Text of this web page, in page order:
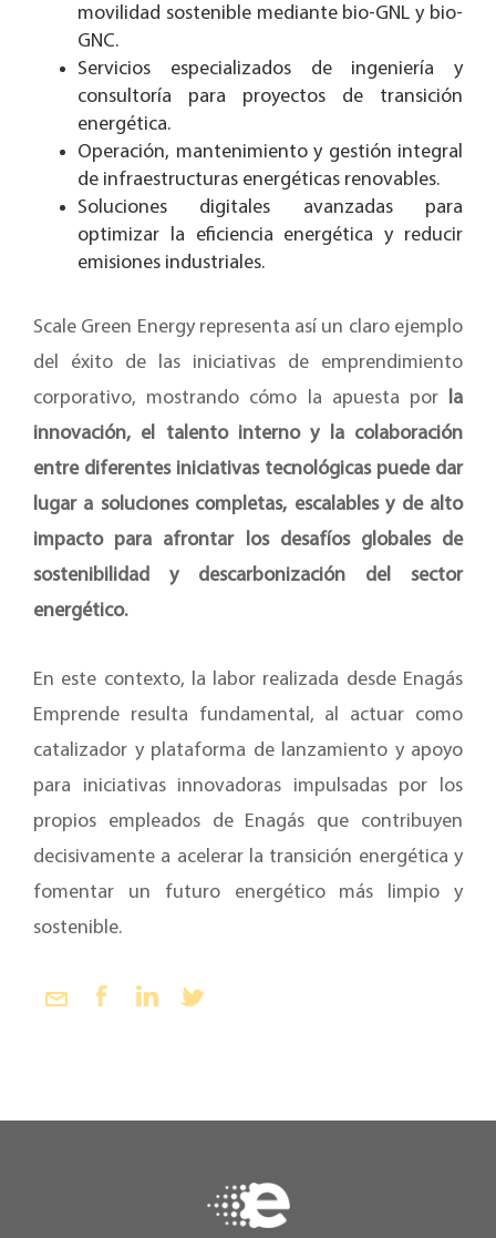
movilidad sostenible mediante bio-GNL y bio-
GNC.
Servicios especializados de ingeniería y
consultoría para proyectos de transición
energética.
Operación, mantenimiento y gestión integral
de infraestructuras energéticas renovables.
Soluciones digitales avanzadas para
optimizar la eficiencia energética y reducir
emisiones industriales.
Scale Green Energy representa así un claro ejemplo
del éxito de las iniciativas de emprendimiento
corporativo, mostrando cómo la apuesta por la
innovación, el talento interno y la colaboración
entre diferentes iniciativas tecnológicas puede dar
lugar a soluciones completas, escalables y de alto
impacto para afrontar los desafíos globales de
sostenibilidad y descarbonización del sector
energético.
En este contexto, la labor realizada desde Enagás
Emprende resulta fundamental, al actuar como
catalizador y plataforma de lanzamiento y apoyo
para iniciativas innovadoras impulsadas por los
propios empleados de Enagás que contribuyen
decisivamente a acelerar la transición energética y
fomentar un futuro energético más limpio y
sostenible.